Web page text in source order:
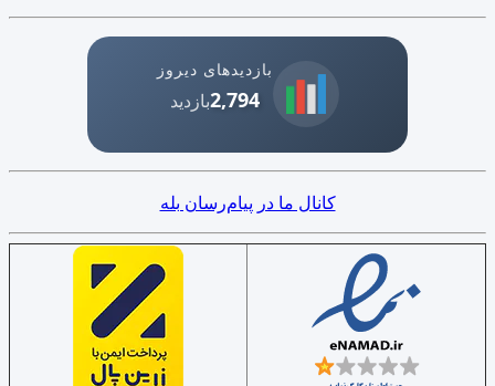
بازدیدهای دیروز
2,794بازدید
کانال ما در پیام‌رسان بله